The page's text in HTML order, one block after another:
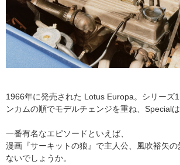
1966年に発売された Lotus Europa。シリーズ
ンカムの順でモデルチェンジを重ね、Specialは
一番有名なエピソードといえば、
漫画『サーキットの狼』で主人公、風吹裕矢
ないでしょうか。